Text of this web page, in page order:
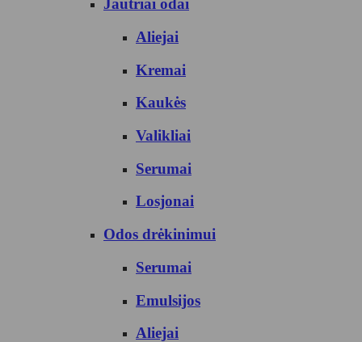
Jautriai odai
Aliejai
Kremai
Kaukės
Valikliai
Serumai
Losjonai
Odos drėkinimui
Serumai
Emulsijos
Aliejai